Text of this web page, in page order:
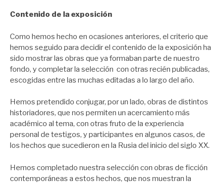
Contenido de la exposición
Como hemos hecho en ocasiones anteriores, el criterio que
hemos seguido para decidir el contenido de la exposición ha
sido mostrar las obras que ya formaban parte de nuestro
fondo, y completar la selección con otras recién publicadas,
escogidas entre las muchas editadas a lo largo del año.
Hemos pretendido conjugar, por un lado, obras de distintos
historiadores, que nos permiten un acercamiento más
académico al tema, con otras fruto de la experiencia
personal de testigos, y participantes en algunos casos, de
los hechos que sucedieron en la Rusia del inicio del siglo XX.
Hemos completado nuestra selección con obras de ficción
contemporáneas a estos hechos, que nos muestran la